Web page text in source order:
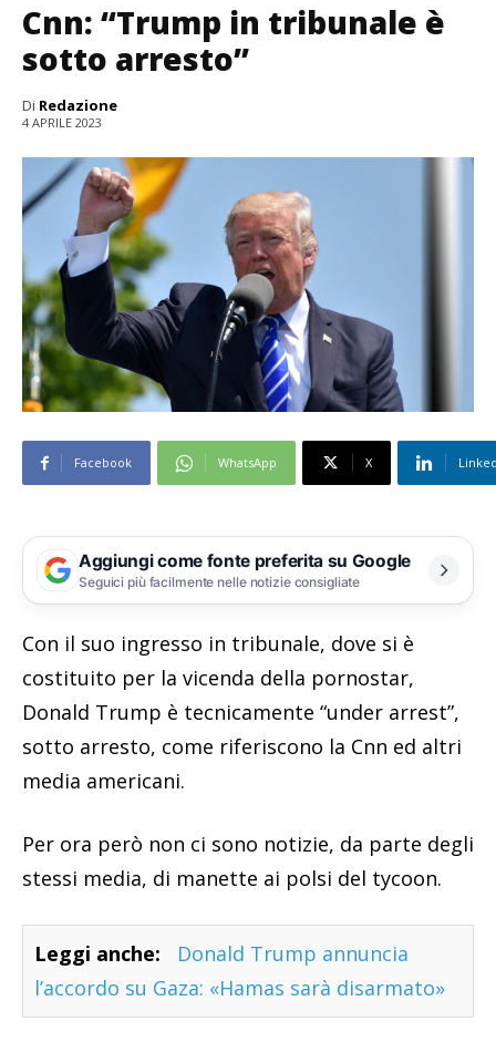
Cnn: “Trump in tribunale è
sotto arresto”
Di Redazione
4 APRILE 2023
Facebook WhatsApp X
Aggiungi come fonte preferita su Google
Seguici più facilmente nelle notizie consigliate
Con il suo ingresso in tribunale, dove si è
costituito per la vicenda della pornostar,
Donald Trump è tecnicamente “under arrest”,
sotto arresto, come riferiscono la Cnn ed altri
media americani.
Per ora però non ci sono notizie, da parte degli
stessi media, di manette ai polsi del tycoon.
Leggi anche:
Donald Trump annuncia
l’accordo su Gaza: «Hamas sarà disarmato»